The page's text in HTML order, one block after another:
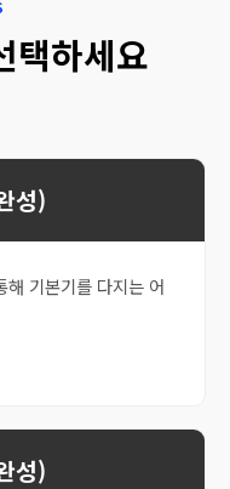
택하세요
성)
해 기본기를 다지는 어
성)